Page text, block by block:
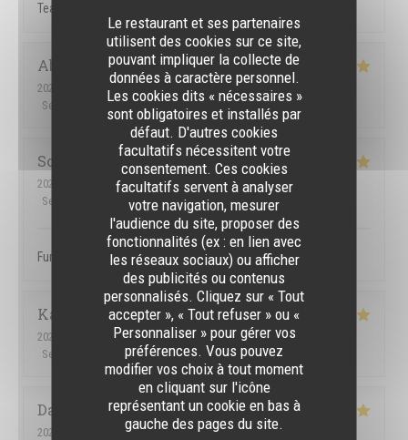
Le restaurant et ses partenaires
utilisent des cookies sur ce site,
pouvant impliquer la collecte de
données à caractère personnel.
Les cookies dits « nécessaires »
sont obligatoires et installés par
défaut. D'autres cookies
facultatifs nécessitent votre
consentement. Ces cookies
facultatifs servent à analyser
votre navigation, mesurer
l'audience du site, proposer des
fonctionnalités (ex : en lien avec
les réseaux sociaux) ou afficher
des publicités ou contenus
personnalisés. Cliquez sur « Tout
accepter », « Tout refuser » ou «
Personnaliser » pour gérer vos
préférences. Vous pouvez
modifier vos choix à tout moment
en cliquant sur l'icône
représentant un cookie en bas à
gauche des pages du site.
Team of the Spot Bar!
Abhishek B
2026-07-09
- 21:45 - Couverts 2
Service
Ambiance: 5/5 Cuisine : 5/5 Qualité / Prix
Sofie
2026-07-12
- 19:00 - Couverts 3
Service
Ambiance: 5/5 Cuisine: /5 Qualité / Prix
Fun atmosphere, great service, tasty food
Karen
2026-07-09
- 21:30 - Couverts 4
Service
Ambiance: 5/5 Cuisine: 5/5 Qualité / Prix
Dawid
2026-07-07
- 18:00 - Couverts 2